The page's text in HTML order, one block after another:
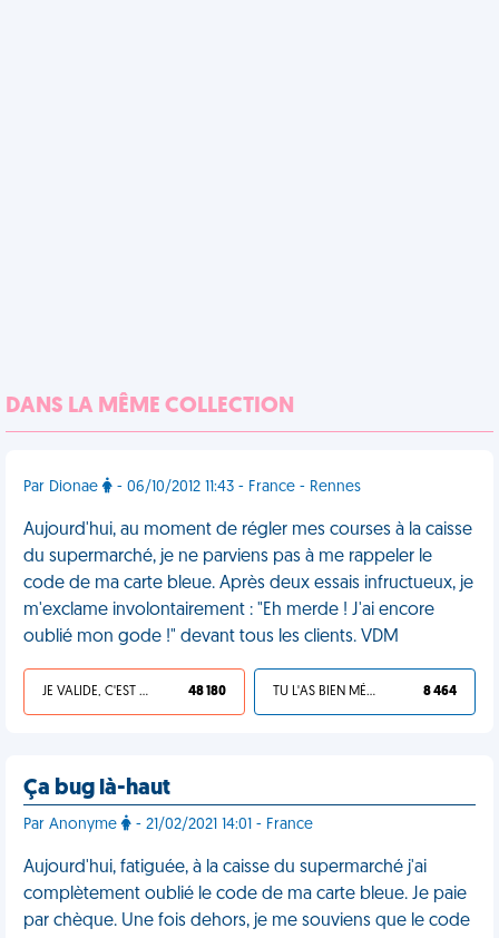
DANS LA MÊME COLLECTION
Par Dionae - 06/10/2012 11:43 - France - Rennes
Aujourd'hui, au moment de régler mes courses à la caisse
du supermarché, je ne parviens pas à me rappeler le
code de ma carte bleue. Après deux essais infructueux, je
m'exclame involontairement : "Eh merde ! J'ai encore
oublié mon gode !" devant tous les clients. VDM
JE VALIDE, C'EST UNE VDM 48 180 TU L'AS BIEN MÉRITÉ 8 464
Ça bug là-haut
Par Anonyme - 21/02/2021 14:01 - France
Aujourd'hui, fatiguée, à la caisse du supermarché j'ai
complètement oublié le code de ma carte bleue. Je paie
par chèque. Une fois dehors, je me souviens que le code